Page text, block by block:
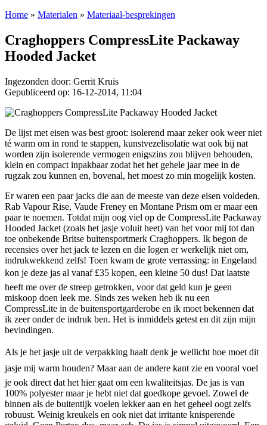
Home » Materialen » Materiaal-besprekingen
Craghoppers CompressLite Packaway
Hooded Jacket
Ingezonden door: Gerrit Kruis
Gepubliceerd op: 16-12-2014, 11:04
De lijst met eisen was best groot: isolerend maar zeker ook weer niet
té warm om in rond te stappen, kunstvezelisolatie wat ook bij nat
worden zijn isolerende vermogen enigszins zou blijven behouden,
klein en compact inpakbaar zodat het het gehele jaar mee in de
rugzak zou kunnen en, bovenal, het moest zo min mogelijk kosten.
Er waren een paar jacks die aan de meeste van deze eisen voldeden.
Rab Vapour Rise, Vaude Freney en Montane Prism om er maar een
paar te noemen. Totdat mijn oog viel op de CompressLite Packaway
Hooded Jacket (zoals het jasje voluit heet) van het voor mij tot dan
toe onbekende Britse buitensportmerk Craghoppers. Ik begon de
recensies over het jack te lezen en die logen er werkelijk niet om,
indrukwekkend zelfs! Toen kwam de grote verrassing: in Engeland
kon je deze jas al vanaf £35 kopen, een kleine 50 dus! Dat laatste
heeft me over de streep getrokken, voor dat geld kun je geen
miskoop doen leek me. Sinds zes weken heb ik nu een
CompressLite in de buitensportgarderobe en ik moet bekennen dat
ik zeer onder de indruk ben. Het is inmiddels getest en dit zijn mijn
bevindingen.
Als je het jasje uit de verpakking haalt denk je wellicht hoe moet dit
jasje mij warm houden? Maar aan de andere kant zie en vooral voel
je ook direct dat het hier gaat om een kwaliteitsjas. De jas is van
100% polyester maar je hebt niet dat goedkope gevoel. Zowel de
binnen als de buitentijk voelen lekker aan en het geheel oogt zelfs
robuust. Weinig kreukels en ook niet dat irritante knisperende